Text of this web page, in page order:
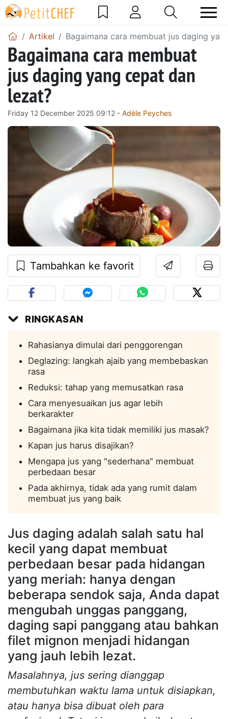
Artikel Bagaimana cara membuat jus daging
Bagaimana cara membuat
jus daging yang cepat dan
lezat?
Friday 12 December 2025 09:12 - Adèle Peyches
Tambahkan ke favorit
RINGKASAN
Rahasianya dimulai dari penggorengan
Deglazing: langkah ajaib yang membebaskan
rasa
Reduksi: tahap yang memusatkan rasa
Cara menyesuaikan jus agar lebih
berkarakter
Bagaimana jika kita tidak memiliki jus masak?
Kapan jus harus disajikan?
Mengapa jus yang "sederhana" membuat
perbedaan besar
Pada akhirnya, tidak ada yang rumit dalam
membuat jus yang baik
Jus daging adalah salah satu hal
kecil yang dapat membuat
perbedaan besar pada hidangan
yang meriah: hanya dengan
beberapa sendok saja, Anda dapat
mengubah unggas panggang,
daging sapi panggang atau bahkan
filet mignon menjadi hidangan
yang jauh lebih lezat.
Masalahnya, jus sering dianggap
membutuhkan waktu lama untuk disiapkan,
atau hanya bisa dibuat oleh para